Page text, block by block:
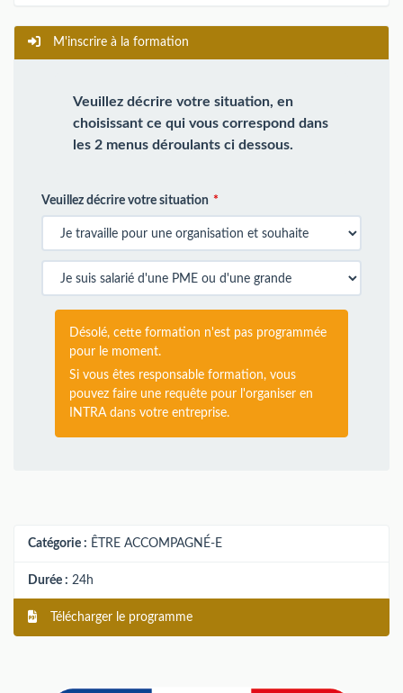
M'inscrire à la formation
Veuillez décrire votre situation, en
choisissant ce qui vous correspond dans
les 2 menus déroulants ci dessous.
Veuillez décrire votre situation
Désolé, cette formation n'est pas programmée
pour le moment.
Si vous êtes responsable formation, vous
pouvez faire une requête pour l'organiser en
INTRA dans votre entreprise.
Catégorie : ÊTRE ACCOMPAGNÉ-E
Durée : 24h
Télécharger le programme